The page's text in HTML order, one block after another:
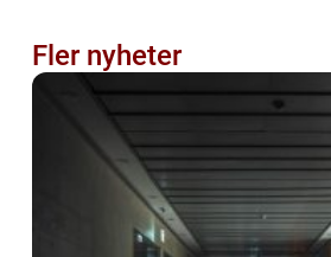
Fler nyheter